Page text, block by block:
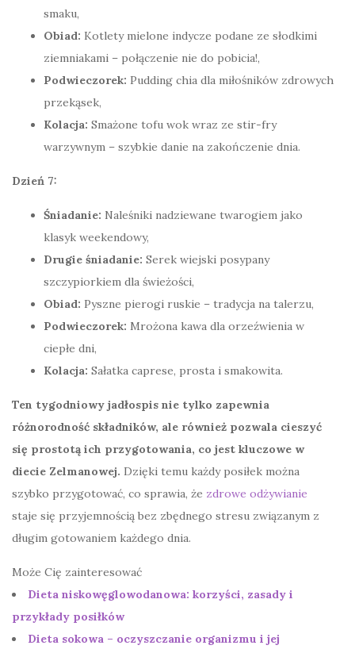
smaku,
Obiad: Kotlety mielone indycze podane ze słodkimi
ziemniakami – połączenie nie do pobicia!,
Podwieczorek: Pudding chia dla miłośników zdrowych
przekąsek,
Kolacja: Smażone tofu wok wraz ze stir-fry
warzywnym – szybkie danie na zakończenie dnia.
Dzień 7:
Śniadanie: Naleśniki nadziewane twarogiem jako
klasyk weekendowy,
Drugie śniadanie: Serek wiejski posypany
szczypiorkiem dla świeżości,
Obiad: Pyszne pierogi ruskie – tradycja na talerzu,
Podwieczorek: Mrożona kawa dla orzeźwienia w
ciepłe dni,
Kolacja: Sałatka caprese, prosta i smakowita.
Ten tygodniowy jadłospis nie tylko zapewnia
różnorodność składników, ale również pozwala cieszyć
się prostotą ich przygotowania, co jest kluczowe w
diecie Zelmanowej. Dzięki temu każdy posiłek można
szybko przygotować, co sprawia, że zdrowe odżywianie
staje się przyjemnością bez zbędnego stresu związanym z
długim gotowaniem każdego dnia.
Może Cię zainteresować
Dieta niskowęglowodanowa: korzyści, zasady i
przykłady posiłków
Dieta sokowa – oczyszczanie organizmu i jej